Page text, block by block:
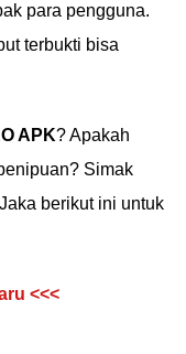
para pengguna.
terbukti bisa
APK? Apakah
Simak
berikut ini untuk
<<<